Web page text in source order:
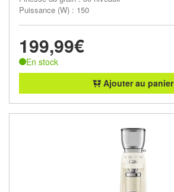
Puissance (W) : 150
199,99€
En stock
Ajouter au panier